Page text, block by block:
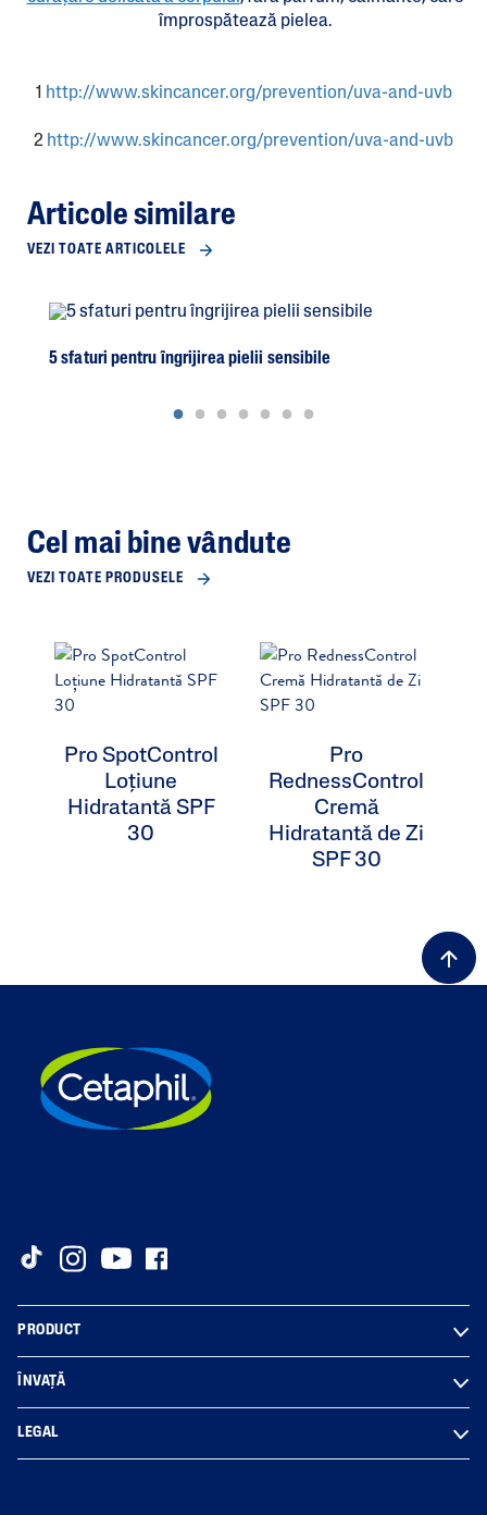
împrospătează pielea.
1 http://www.skincancer.org/prevention/uva-and-uvb
2 http://www.skincancer.org/prevention/uva-and-uvb
Articole similare
VEZI TOATE ARTICOLELE
5 sfaturi pentru îngrijirea pielii sensibile
Cel mai bine vândute
VEZI TOATE PRODUSELE
Pro SpotControl
Loțiune
Hidratantă SPF
30
Pro
RednessControl
Cremă
Hidratantă de Zi
SPF 30
PRODUCT
ÎNVAȚĂ
LEGAL